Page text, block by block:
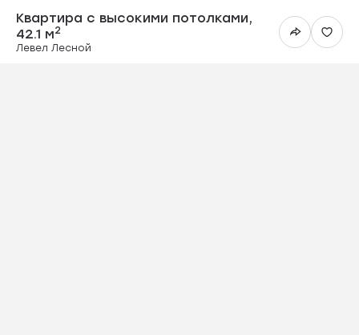
Квартира с
Квартира с высокими потолками,
42.1 м2
Левел Лесной